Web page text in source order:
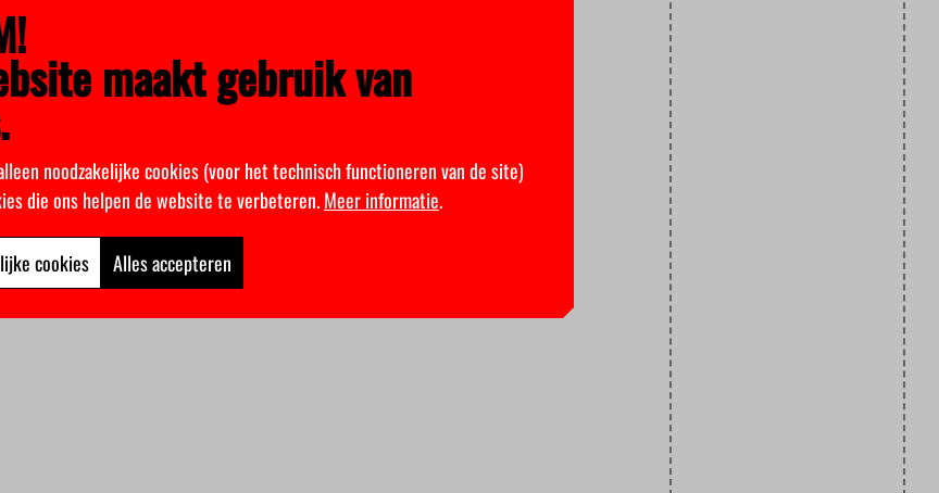
maakt gebruik van
noodzakelijke cookies (voor het technisch functioneren van de site)
die ons helpen de website te verbeteren.Meer informatie.
cookies Alles accepteren